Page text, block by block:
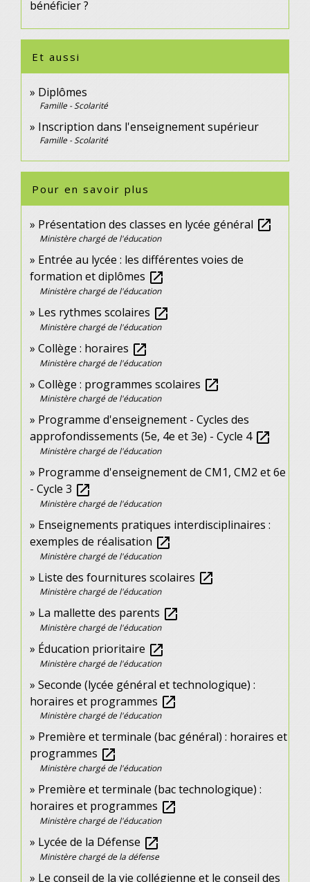
bénéficier ?
Et aussi
Diplômes
Famille - Scolarité
Inscription dans l'enseignement supérieur
Famille - Scolarité
Pour en savoir plus
Présentation des classes en lycée général open_in_new
Ministère chargé de l'éducation
Entrée au lycée : les différentes voies de
formation et diplômes open_in_new
Ministère chargé de l'éducation
Les rythmes scolaires open_in_new
Ministère chargé de l'éducation
Collège : horaires open_in_new
Ministère chargé de l'éducation
Collège : programmes scolaires open_in_new
Ministère chargé de l'éducation
Programme d'enseignement - Cycles des
approfondissements (5e, 4e et 3e) - Cycle 4 open_in_new
Ministère chargé de l'éducation
Programme d'enseignement de CM1, CM2 et 6e
- Cycle 3 open_in_new
Ministère chargé de l'éducation
Enseignements pratiques interdisciplinaires :
exemples de réalisation open_in_new
Ministère chargé de l'éducation
Liste des fournitures scolaires open_in_new
Ministère chargé de l'éducation
La mallette des parents open_in_new
Ministère chargé de l'éducation
Éducation prioritaire open_in_new
Ministère chargé de l'éducation
Seconde (lycée général et technologique) :
horaires et programmes open_in_new
Ministère chargé de l'éducation
Première et terminale (bac général) : horaires et
programmes open_in_new
Ministère chargé de l'éducation
Première et terminale (bac technologique) :
horaires et programmes open_in_new
Ministère chargé de l'éducation
Lycée de la Défense open_in_new
Ministère chargé de la défense
Le conseil de la vie collégienne et le conseil des